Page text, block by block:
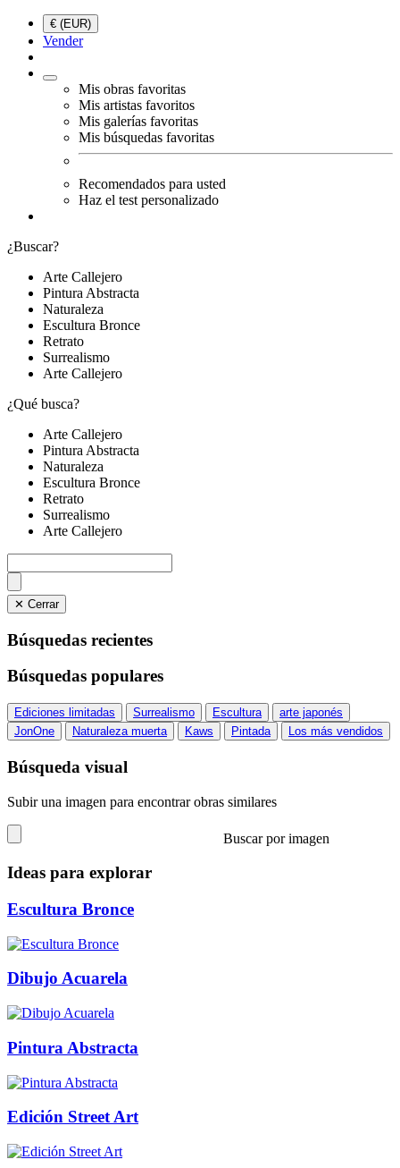
€ (EUR)
Vender
Mis obras favoritas
Mis artistas favoritos
Mis galerías favoritas
Mis búsquedas favoritas
Recomendados para usted
Haz el test personalizado
¿Buscar?
Arte Callejero
Pintura Abstracta
Naturaleza
Escultura Bronce
Retrato
Surrealismo
Arte Callejero
¿Qué busca?
Arte Callejero
Pintura Abstracta
Naturaleza
Escultura Bronce
Retrato
Surrealismo
Arte Callejero
✕ Cerrar
Búsquedas recientes
Búsquedas populares
Ediciones limitadas Surrealismo Escultura
arte japonés
JonOne
Naturaleza muerta Kaws Pintada Los más vendidos
Búsqueda visual
Subir una imagen para encontrar obras similares
Buscar por imagen
Ideas para explorar
Escultura Bronce
Dibujo Acuarela
Pintura Abstracta
Edición Street Art